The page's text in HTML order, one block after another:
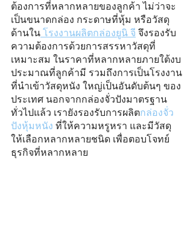
ต้องการที่หลากหลายของลูกค้า ไม่ว่าจะ
เป็นขนาดกล่อง กระดาษที่หุ้ม หรือวัสดุ
ด้านใน โรงงานผลิตกล่องยูนิ จี จึงรองรับ
ความต้องการด้วยการสรรหาวัสดุที่
เหมาะสม ในราคาที่หลากหลายภายใต้งบ
ประมาณที่ลูกค้ามี รวมถึงการเป็นโรงงาน
ที่นำเข้าวัสดุหนัง ใหญ่เป็นอันดับต้นๆ ของ
ประเทศ นอกจากกล่องจั่วปังมาตรฐาน
ทั่วไปแล้ว เรายังรองรับการผลิตกล่องจั่ว
ปังหุ้มหนัง ที่ให้ความหรูหรา และมีวัสดุ
ให้เลือกหลากหลายชนิด เพื่อตอบโจทย์
ธุรกิจที่หลากหลาย